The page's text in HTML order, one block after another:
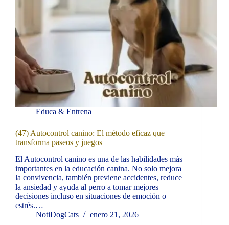
Educa & Entrena
(47) Autocontrol canino: El método eficaz que
transforma paseos y juegos
El Autocontrol canino es una de las habilidades más
importantes en la educación canina. No solo mejora
la convivencia, también previene accidentes, reduce
la ansiedad y ayuda al perro a tomar mejores
decisiones incluso en situaciones de emoción o
estrés.…
NotiDogCats
enero 21, 2026